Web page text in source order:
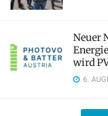
Neuer
wird
6.